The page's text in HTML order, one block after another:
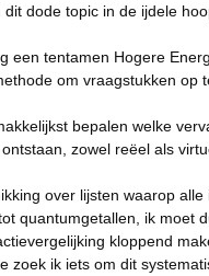
dit dode topic in de ijdele
een tentamen Hogere
om vraagstukken op
bepalen welke
zowel reëel als
over lijsten waarop
quantumgetallen, ik moet
kloppend
zoek ik iets om dit